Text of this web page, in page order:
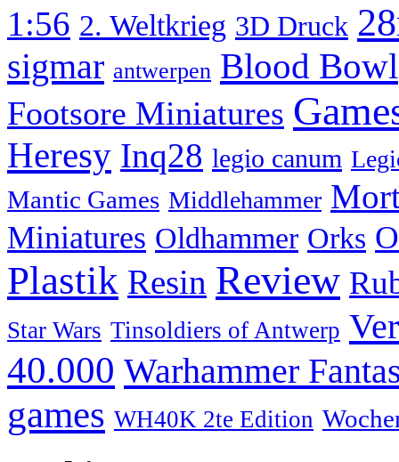
1:56 2. Weltkrieg 3D Druck
sigmar antwerpen Blood Bowl
Footsore Miniatures
Heresy Inq28 legio canum
Mantic Games Middlehammer
Miniatures Oldhammer Orks
Plastik Resin Review
Star Wars Tinsoldiers of Antwerp
40.000 Warhammer
games WH40K 2te Edition